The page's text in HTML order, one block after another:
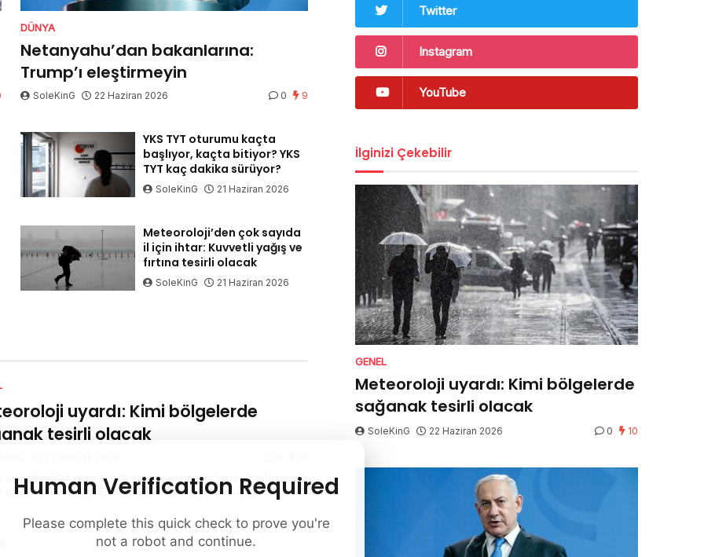
DÜNYA
Netanyahu’dan bakanlarına:
Trump’ı eleştirmeyin
SoleKinG 22 Haziran 2026 0 9
YKS TYT oturumu kaçta
başlıyor, kaçta bitiyor? YKS
TYT kaç dakika sürüyor?
SoleKinG 21 Haziran 2026
Meteoroloji’den çok sayıda
il için ihtar: Kuvvetli yağış ve
fırtına tesirli olacak
SoleKinG 21 Haziran 2026
uyardı: Kimi bölgelerde
tesirli olacak
Genel Müdürlüğü, Doğu Karadeniz ve Doğu Anadolu’nun
başta olmak üzere kimi bölgeler için sağanak ve gök
Ege kıyılarında ise kuvvetli rüzgar bekleniyor.
Twitter
Instagram
YouTube
İlginizi Çekebilir
GENEL
Meteoroloji uyardı: Kimi bölgelerde
sağanak tesirli olacak
SoleKinG 22 Haziran 2026 0 10
Human Verification Required
Please complete this quick check to prove you're
not a robot and continue.